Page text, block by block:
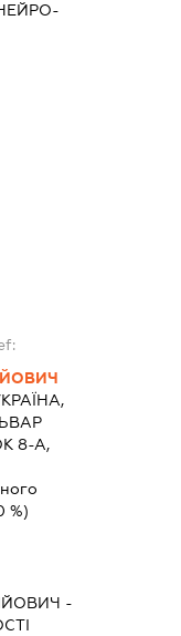
8-А,
%)
-